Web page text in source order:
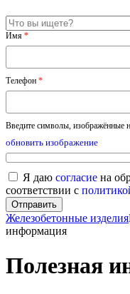
Имя *
Телефон *
Введите символы, изображённые
обновить изображение
Я даю согласие на
соответствии с
Железобетонные изделия
информация
Полезная